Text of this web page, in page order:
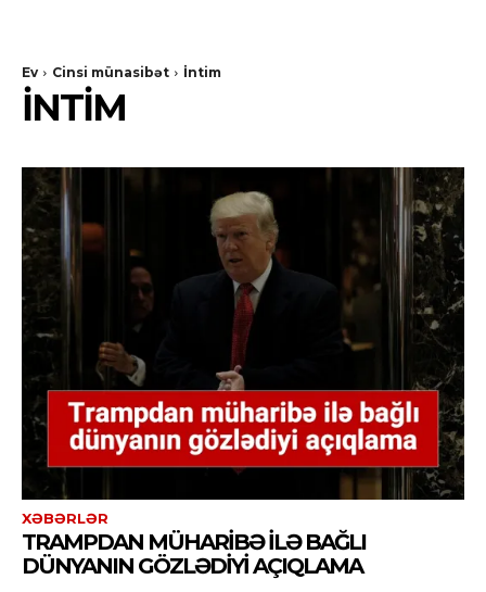
Ev Cinsi münasibət İntim
İNTIM
XƏBƏRLƏR
TRAMPDAN MÜHARIBƏ ILƏ BAĞLI
DÜNYANIN GÖZLƏDIYI AÇIQLAMA